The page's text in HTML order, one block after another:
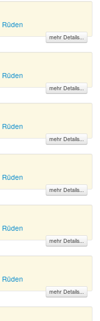
Rüden
mehr Details...
Rüden
mehr Details...
Rüden
mehr Details...
Rüden
mehr Details...
Rüden
mehr Details...
Rüden
mehr Details...